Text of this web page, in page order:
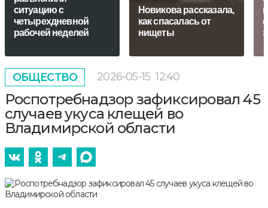
ситуацию с
четырехдневной
рабочей неделей
Новикова рассказала,
как спасалась от
нищеты
ОБЩЕСТВО 2026-05-15 12:40
Роспотребнадзор зафиксировал 45
случаев укуса клещей во
Владимирской области